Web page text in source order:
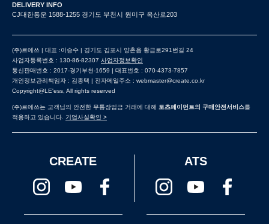
DELIVERY INFO
CJ대한통운 1588-1255 경기도 부천시 원미구 옥산로203
(주)르에쓰 | 대표 :이승수 | 경기도 김포시 양촌읍 황금로291번길 24
사업자등록번호 : 130-86-82307 사업자정보확인
통신판매번호 : 2017-경기부천-1659 | 대표번호 : 070-4373-7857
개인정보관리책임자 : 김종택 | 전자메일주소 : webmaster@create.co.kr
Copyright@LE'ess, All rights reserved
(주)르에쓰는 고객님의 안전한 무통장입금 거래에 대해 토츠페이먼트의 구매안전서비스를
적용하고 있습니다. 기업사실확인 >
CREATE ATS